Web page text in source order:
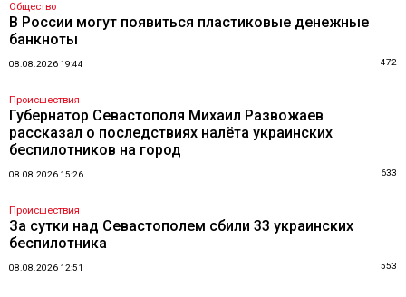
Общество
В России могут появиться пластиковые денежные
банкноты
08.08.2026 19:44 472
Происшествия
Губернатор Севастополя Михаил Развожаев
рассказал о последствиях налёта украинских
беспилотников на город
08.08.2026 15:26 633
Происшествия
За сутки над Севастополем сбили 33 украинских
беспилотника
08.08.2026 12:51 553